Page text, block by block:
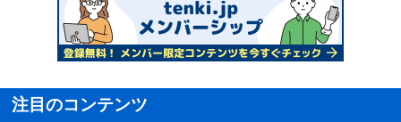
注目のコンテンツ